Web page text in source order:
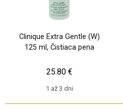
Clinique Extra Gentle (W)
125 ml, Čistiaca pena
1 až 3 dni
25.80 €